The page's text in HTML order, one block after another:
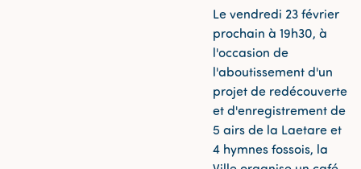
Le vendredi 23 février
prochain à 19h30, à
l'occasion de
l'aboutissement d'un
projet de redécouverte
et d'enregistrement de
5 airs de la Laetare et
4 hymnes fossois, la